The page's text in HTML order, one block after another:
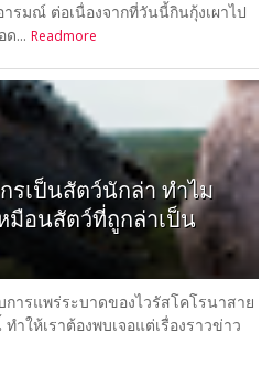
ต่อเนื่องจากที่วันนี้กินกุ้งเผาไป
... Readmore
รเป็นสัตว์นักล่า ทำไม
มือนสัตว์ที่ถูกล่าเป็น
การแพร่ระบาดของไวรัสโคโรนาสาย
ให้เราต้องพบเจอแต่เรื่องราวข่าว